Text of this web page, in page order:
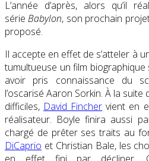
L’année d’après, alors qu’il
sérieBabylon, son prochain
proposé.
Il accepte en effet de s’atteler à
tumultueuse un film biographique
avoir pris connaissance du
l’oscarisé Aaron Sorkin. À la
difficiles, David Fincher vient en
réalisateur. Boyle finira aussi
chargé de prêter ses traits au
DiCaprio et Christian Bale, les
en effet fini par décliner.